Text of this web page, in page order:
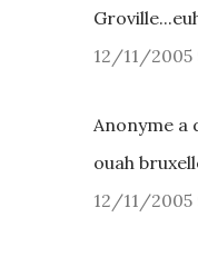
12/11/2005
Anonyme a
ouah
12/11/2005